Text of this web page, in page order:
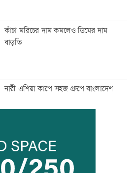
কাঁচা মরিচের দাম কমলেও ডিমের দাম
বাড়তি
নারী এশিয়া কাপে সহজ গ্রুপে বাংলাদেশ
বিএনপি নেতাকে লক্ষ্য করে গুলি, সহযোগী
গুলিবিদ্ধ